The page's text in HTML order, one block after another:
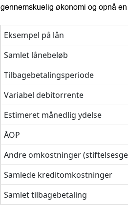
gennemskuelig økonomi og opnå
Eksempel på lån
Samlet lånebeløb
Tilbagebetalingsperiode
Variabel debitorrente
Estimeret månedlig ydelse
ÅOP
Andre omkostninger
Samlede kreditomkostninger
Samlet tilbagebetaling